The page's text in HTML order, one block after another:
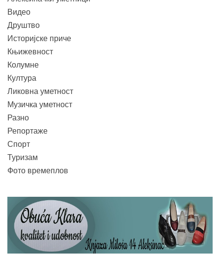
Видео
Друштво
Историјске приче
Књижевност
Колумне
Култура
Ликовна уметност
Музичка уметност
Разно
Репортаже
Спорт
Туризам
Фото времеплов